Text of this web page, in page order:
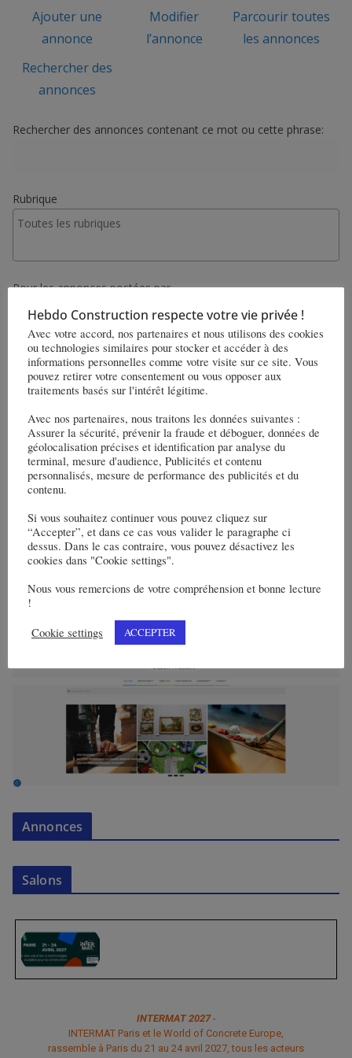
Ajouter une
annonce
Modifier
l’annonce
Parcourir toutes
les annonces
Rechercher des
annonces
Rechercher des annonces contenant ce mot ou cette phrase:
Rubrique
Pour les annonces postées par
Tous les utilisateurs
Prix min Prix max
Partenaires
Temps libre
Annonces
Salons
INTERMAT 2027-
INTERMAT Paris et le World of Concrete Europe,
rassemble à Paris du 21 au 24 avril 2027, tous les acteurs
Hebdo Construction respecte votre vie privée !
Avec votre accord, nos partenaires et nous utilisons des cookies
ou technologies similaires pour stocker et accéder à des
informations personnelles comme votre visite sur ce site. Vous
pouvez retirer votre consentement ou vous opposer aux
traitements basés sur l'intérêt légitime.
Avec nos partenaires, nous traitons les données suivantes :
Assurer la sécurité, prévenir la fraude et déboguer, données de
géolocalisation précises et identification par analyse du
terminal, mesure d'audience, Publicités et contenu
personnalisés, mesure de performance des publicités et du
contenu.
Si vous souhaitez continuer vous pouvez cliquez sur
“Accepter”, et dans ce cas vous valider le paragraphe ci
dessus. Dans le cas contraire, vous pouvez désactivez les
cookies dans "Cookie settings".
Nous vous remercions de votre compréhension et bonne lecture
!
Cookie settings
ACCEPTER